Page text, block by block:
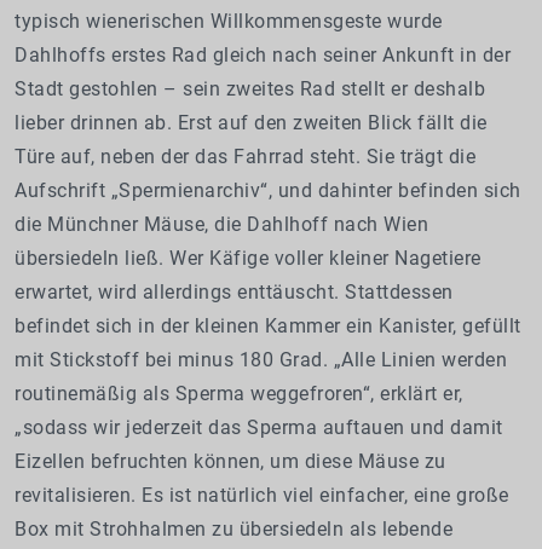
typisch wienerischen Willkommensgeste wurde
Dahlhoffs erstes Rad gleich nach seiner Ankunft in der
Stadt gestohlen – sein zweites Rad stellt er deshalb
lieber drinnen ab. Erst auf den zweiten Blick fällt die
Türe auf, neben der das Fahrrad steht. Sie trägt die
Aufschrift „Spermienarchiv“, und dahinter befinden sich
die Münchner Mäuse, die Dahlhoff nach Wien
übersiedeln ließ. Wer Käfige voller kleiner Nagetiere
erwartet, wird allerdings enttäuscht. Stattdessen
befindet sich in der kleinen Kammer ein Kanister, gefüllt
mit Stickstoff bei minus 180 Grad. „Alle Linien werden
routinemäßig als Sperma weggefroren“, erklärt er,
„sodass wir jederzeit das Sperma auftauen und damit
Eizellen befruchten können, um diese Mäuse zu
revitalisieren. Es ist natürlich viel einfacher, eine große
Box mit Strohhalmen zu übersiedeln als lebende